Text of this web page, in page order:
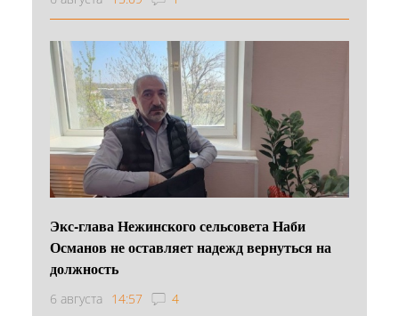
Экс-глава Нежинского сельсовета Наби
Османов не оставляет надежд вернуться на
должность
6 августа 14:57 4